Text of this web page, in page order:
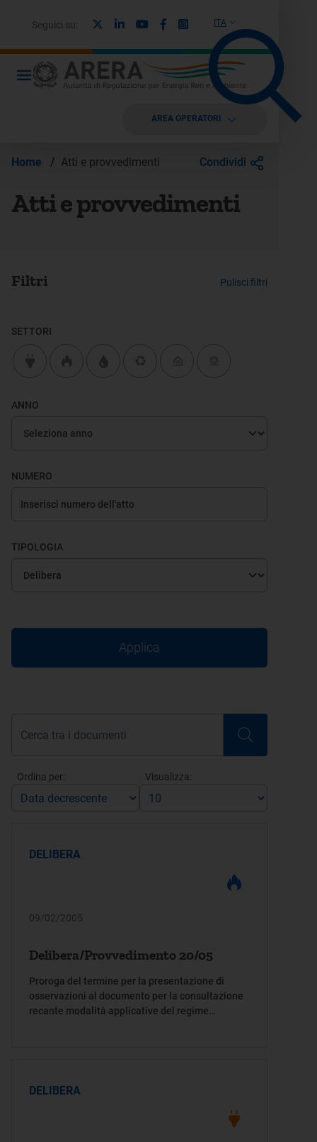
ITA
Seguici su: LinkedinYoutubeFacebook
Instagram
AREA OPERATORI
Home / Atti e provvedimenti Condividi
Atti e provvedimenti
Filtri Pulisci filtri
SETTORI
ANNO
NUMERO
TIPOLOGIA
Applica
Ordina per: Visualizza:
DELIBERA
09/02/2005
Delibera/Provvedimento 20/05
Proroga del termine per la presentazione di
osservazioni al documento per la consultazione
recante modalità applicative del regime
e il gas 29 settembre 2004, n. 170/04 e
n. 173/04, e del termine per la conclusione del
DELIBERA